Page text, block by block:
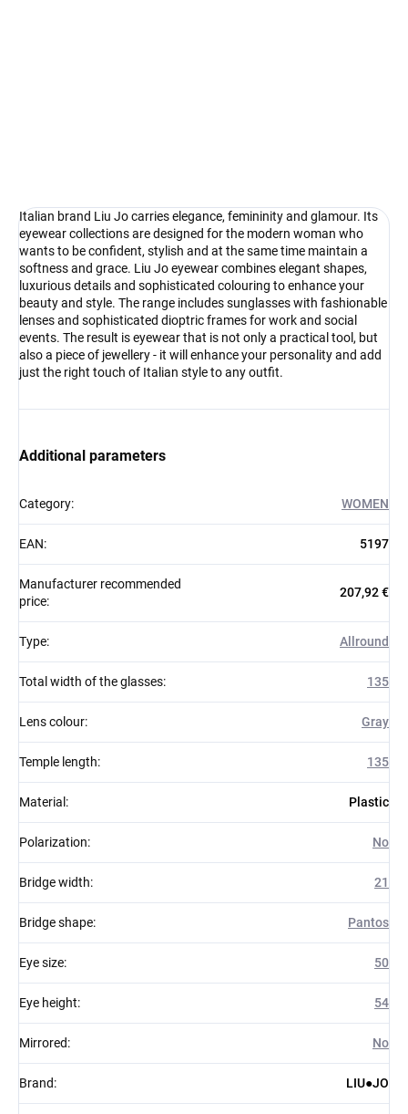
Italian brand Liu Jo carries elegance, femininity and glamour. Its
eyewear collections are designed for the modern woman who
wants to be confident, stylish and at the same time maintain a
softness and grace. Liu Jo eyewear combines elegant shapes,
luxurious details and sophisticated colouring to enhance your
beauty and style. The range includes sunglasses with fashionable
lenses and sophisticated dioptric frames for work and social
events. The result is eyewear that is not only a practical tool, but
also a piece of jewellery - it will enhance your personality and add
just the right touch of Italian style to any outfit.
Additional parameters
Category: WOMEN
EAN: 5197
Manufacturer recommended
price:
207,92 €
Type: Allround
Total width of the glasses: 135
Lens colour: Gray
Temple length: 135
Material : Plastic
Polarization: No
Bridge width: 21
Bridge shape: Pantos
Eye size: 50
Eye height: 54
Mirrored: No
Brand: LIU●JO